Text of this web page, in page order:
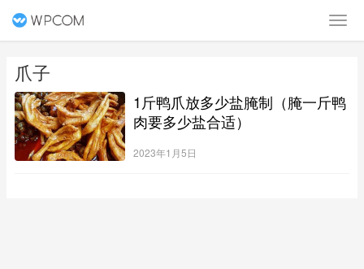
爪子
1斤鸭爪放多少盐腌制（腌一斤鸭
肉要多少盐合适）
2023年1月5日